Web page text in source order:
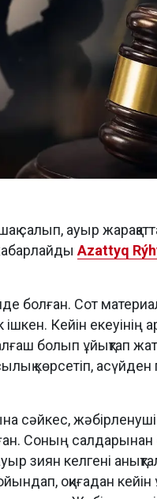
салып, ауыр
Azattyq
болған. Сот
ішкен. Кейін
болып ұйықтап
көрсетіп,
сәйкес, жәбірленуші
Соның салдарынан
зиян келгені
оқиғадан кейін